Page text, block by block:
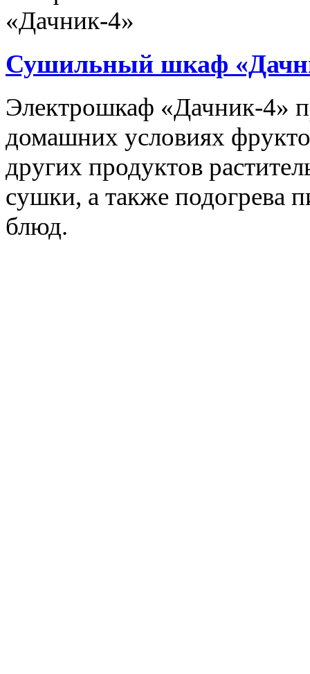
Сушильный шкаф
Электрошкаф «Дачник-4»
домашних условиях
других продуктов
сушки, а также подогрева
блюд.